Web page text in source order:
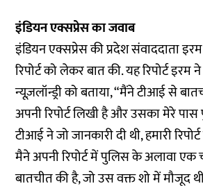
इंडियन एक्सप्रेस का जवाब
इंडियन एक्सप्रेस की प्रदेश संवाददाता
रिपोर्ट को लेकर बात की. यह रिपोर्ट इरम
न्यूज़लॉन्ड्री को बताया, “मैंने टीआई से
अपनी रिपोर्ट लिखी है और उसका मेरे
टीआई ने जो जानकारी दी थी, हमारी
मैने अपनी रिपोर्ट में पुलिस के अलावा एक
बातचीत की है, जो उस वक्त शो में मौजूद